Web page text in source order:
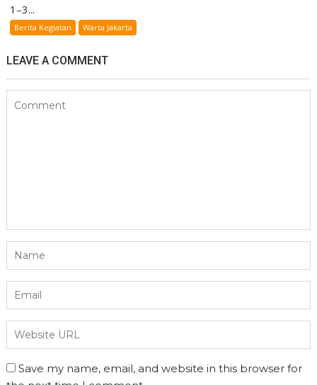
1–3...
Berita Kegiatan Warta Jakarta
LEAVE A COMMENT
Save my name, email, and website in this browser for